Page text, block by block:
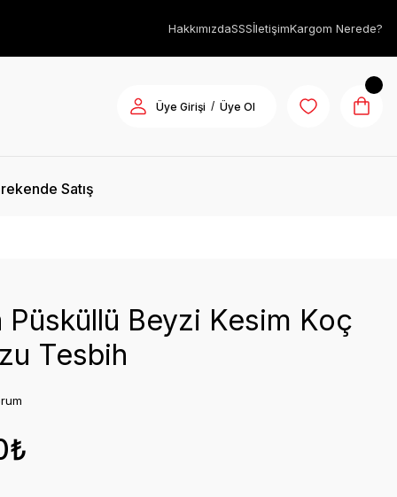
HakkımızdaSSSİletişimKargom Nerede?
Üye Girişi / Üye Ol
Satış
Püsküllü Beyzi Kesim Koç
Tesbih